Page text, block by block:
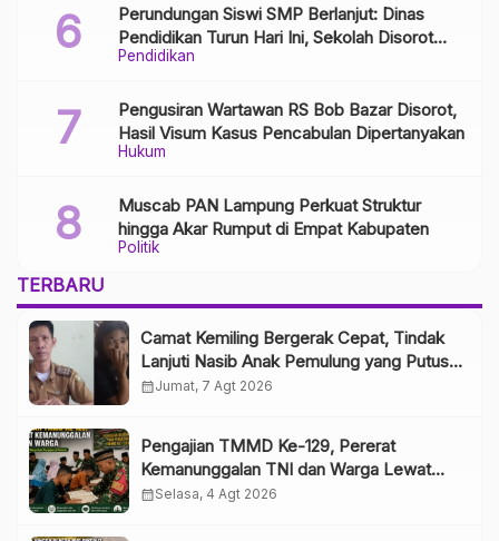
Pendidikan
Perundungan Siswi SMP Berlanjut: Dinas
Pendidikan Turun Hari Ini, Sekolah Disorot
Minim Respons
Hukum
Pengusiran Wartawan RS Bob Bazar Disorot,
Hasil Visum Kasus Pencabulan Dipertanyakan
Politik
Muscab PAN Lampung Perkuat Struktur
hingga Akar Rumput di Empat Kabupaten
TERBARU
Camat Kemiling Bergerak Cepat, Tindak
Lanjuti Nasib Anak Pemulung yang Putus
Sekolah
calendar_monthJumat, 7 Agt 2026
Pengajian TMMD Ke-129, Pererat
Kemanunggalan TNI dan Warga Lewat
Pembinaan Spiritual
calendar_monthSelasa, 4 Agt 2026